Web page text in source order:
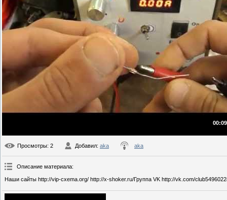
Просмотры: 2 Добавил: aka aka
Описание материала:
Наши сайты http://vip-cxema.org/ http://x-shoker.ru/Группа VK http://vk.com/